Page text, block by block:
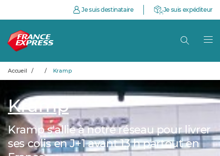
Je suis destinataire Je suis expéditeur
Accueil / / Kramp
Kramp
Kramp s'allie à notre réseau pour livrer
ses colis en J+1 avant 13 h partout en